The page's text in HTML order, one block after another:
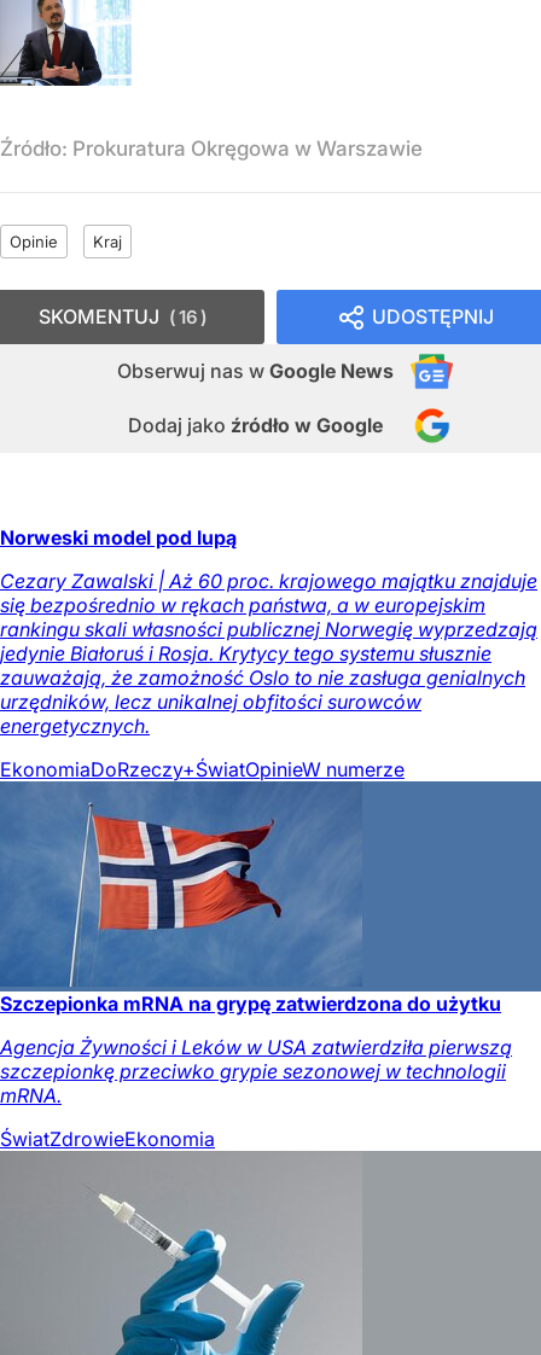
Źródło: Prokuratura Okręgowa w Warszawie
Opinie Kraj
UDOSTĘPNIJ
Obserwuj nas w Google News
Dodaj jako źródło w Google
SKOMENTUJ 16
Norweski model pod lupą
Cezary Zawalski | Aż 60 proc. krajowego majątku znajduje
się bezpośrednio w rękach państwa, a w europejskim
rankingu skali własności publicznej Norwegię wyprzedzają
jedynie Białoruś i Rosja. Krytycy tego systemu słusznie
zauważają, że zamożność Oslo to nie zasługa genialnych
urzędników, lecz unikalnej obfitości surowców
energetycznych.
EkonomiaDoRzeczy+ŚwiatOpinieW numerze
Szczepionka mRNA na grypę zatwierdzona do użytku
Agencja Żywności i Leków w USA zatwierdziła pierwszą
szczepionkę przeciwko grypie sezonowej w technologii
mRNA.
ŚwiatZdrowieEkonomia